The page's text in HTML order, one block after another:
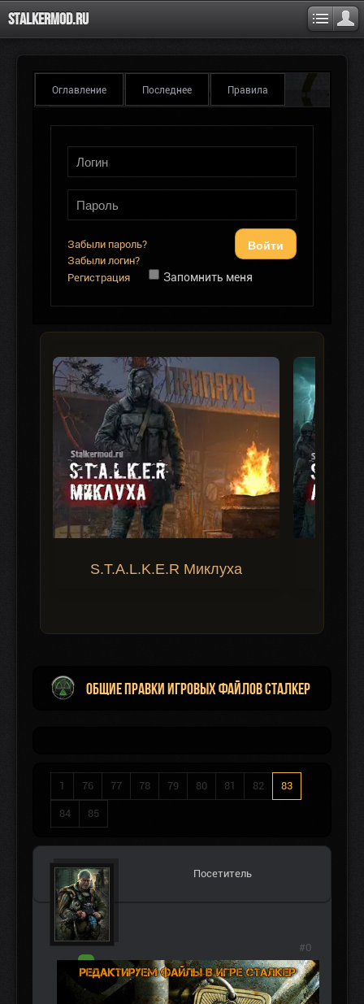
Stalkermod.ru
Оглавление Последнее Правила
Войти
Забыли пароль?
Забыли логин?
Регистрация
Запомнить меня
S.T.A.L.K.E.R Миклуха
Общие правки игровых файлов Сталкер
1 76 77 78 79 80 81 82 83
84 85
АВТОР ТЕМЫ
Посетитель
#0